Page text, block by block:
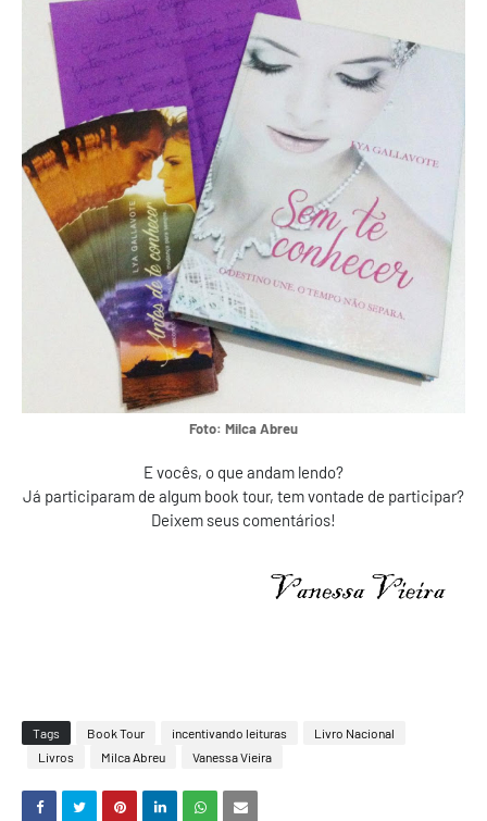
Foto: Milca Abreu
E vocês, o que andam lendo?
Já participaram de algum book tour, tem vontade de participar?
Deixem seus comentários!
Tags Book Tour incentivando leituras
Livro Nacional
Livros
Milca Abreu Vanessa Vieira